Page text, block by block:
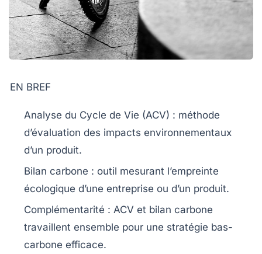
EN BREF
Analyse du Cycle de Vie (ACV) : méthode
d’évaluation des impacts environnementaux
d’un produit.
Bilan carbone : outil mesurant l’empreinte
écologique d’une entreprise ou d’un produit.
Complémentarité : ACV et bilan carbone
travaillent ensemble pour une stratégie bas-
carbone efficace.